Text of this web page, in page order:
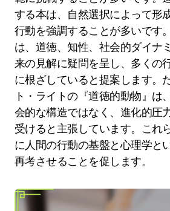
する本は、自然選択によって形
行動を強調することが多いです
は、道徳、知性、社会的ダイナ
来の見解に疑問を呈し、多くの
に根ざしていると提案します。
ト・ライトの『道徳的動物』は
会的な構造ではなく、進化的圧
受けると主張しています。これ
に人間の行動の基盤と心理学と
再考させることを促します。